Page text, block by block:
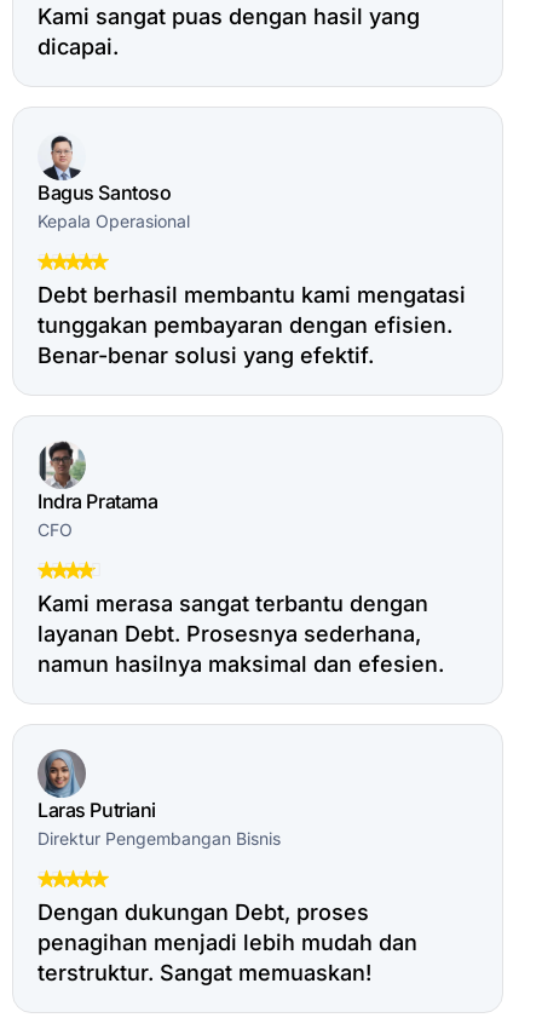
Kami sangat puas dengan hasil yang
dicapai.
Bagus Santoso
Kepala Operasional
Debt berhasil membantu kami mengatasi
tunggakan pembayaran dengan efisien.
Benar-benar solusi yang efektif.
Indra Pratama
CFO
Kami merasa sangat terbantu dengan
layanan Debt. Prosesnya sederhana,
namun hasilnya maksimal dan efesien.
Laras Putriani
Direktur Pengembangan Bisnis
Dengan dukungan Debt, proses
penagihan menjadi lebih mudah dan
terstruktur. Sangat memuaskan!